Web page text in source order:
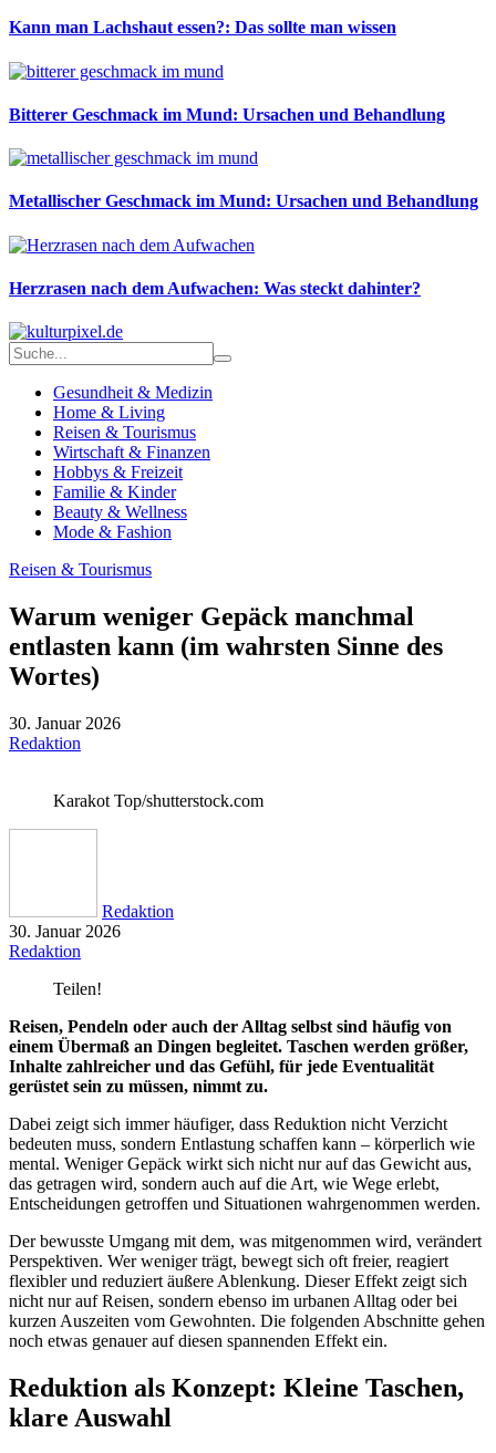
Kann man Lachshaut essen?: Das sollte man wissen
Bitterer Geschmack im Mund: Ursachen und Behandlung
Metallischer Geschmack im Mund: Ursachen und Behandlung
Herzrasen nach dem Aufwachen: Was steckt dahinter?
Gesundheit & Medizin
Home & Living
Reisen & Tourismus
Wirtschaft & Finanzen
Hobbys & Freizeit
Familie & Kinder
Beauty & Wellness
Mode & Fashion
Reisen & Tourismus
Warum weniger Gepäck manchmal
entlasten kann (im wahrsten Sinne des
Wortes)
30. Januar 2026
Redaktion
Karakot Top/shutterstock.com
Redaktion
30. Januar 2026
Redaktion
Teilen!
Reisen, Pendeln oder auch der Alltag selbst sind häufig von
einem Übermaß an Dingen begleitet. Taschen werden größer,
Inhalte zahlreicher und das Gefühl, für jede Eventualität
gerüstet sein zu müssen, nimmt zu.
Dabei zeigt sich immer häufiger, dass Reduktion nicht Verzicht
bedeuten muss, sondern Entlastung schaffen kann – körperlich wie
mental. Weniger Gepäck wirkt sich nicht nur auf das Gewicht aus,
das getragen wird, sondern auch auf die Art, wie Wege erlebt,
Entscheidungen getroffen und Situationen wahrgenommen werden.
Der bewusste Umgang mit dem, was mitgenommen wird, verändert
Perspektiven. Wer weniger trägt, bewegt sich oft freier, reagiert
flexibler und reduziert äußere Ablenkung. Dieser Effekt zeigt sich
nicht nur auf Reisen, sondern ebenso im urbanen Alltag oder bei
kurzen Auszeiten vom Gewohnten. Die folgenden Abschnitte gehen
noch etwas genauer auf diesen spannenden Effekt ein.
Reduktion als Konzept: Kleine Taschen,
klare Auswahl